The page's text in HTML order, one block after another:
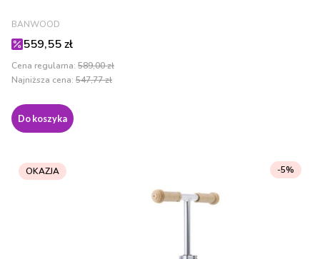
PRODUCENT
BANWOOD
Cena promocyjna
559,55 zł
Cena regularna: 589,00 zł
Najniższa cena: 547,77 zł
Do koszyka
OKAZJA -5%